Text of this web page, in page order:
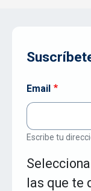
Email
Escribe tu
las que te